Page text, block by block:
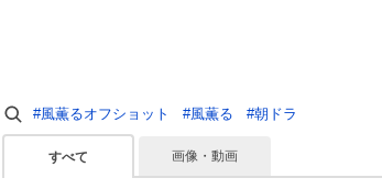
#風薫るオフショット #風薫る #朝ドラ
すべて 画像・動画